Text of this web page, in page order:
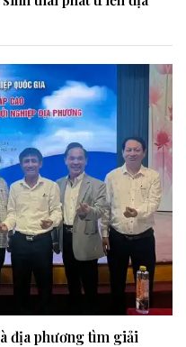
địa phương tìm giải